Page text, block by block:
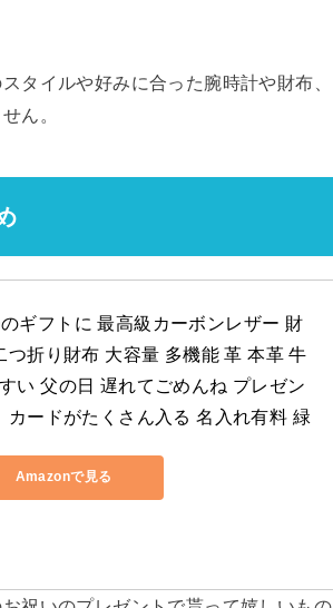
タイルや好みに合った腕時計や財布、
ん。
ギフトに 最高級カーボンレザー 財
折り財布 大容量 多機能 革 本革 牛
い 父の日 遅れてごめんね プレゼン
カードがたくさん入る 名入れ有料 緑
Amazonで見る